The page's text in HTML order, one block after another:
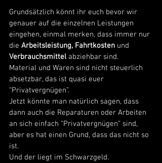
Grundsätzlich könnt ihr euch bevor wir
genauer auf die einzelnen Leistungen
eingehen, einmal merken, dass immer nur
die Arbeitsleistung, Fahrtkosten und
Verbrauchsmittel abziehbar sind.
Material und Waren sind nicht steuerlich
absetzbar, das ist quasi euer
“Privatvergnügen”.
Jetzt könnte man natürlich sagen, dass
dann auch die Reparaturen oder Arbeiten
an sich einfach “Privatvergnügen” sind,
aber es hat einen Grund, dass das nicht so
ist.
Und der liegt im Schwarzgeld.